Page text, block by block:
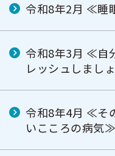
令和8年2月 ≪睡
令和8年3月 ≪自
レッシュしまし
令和8年4月 ≪そ
いこころの病気≫